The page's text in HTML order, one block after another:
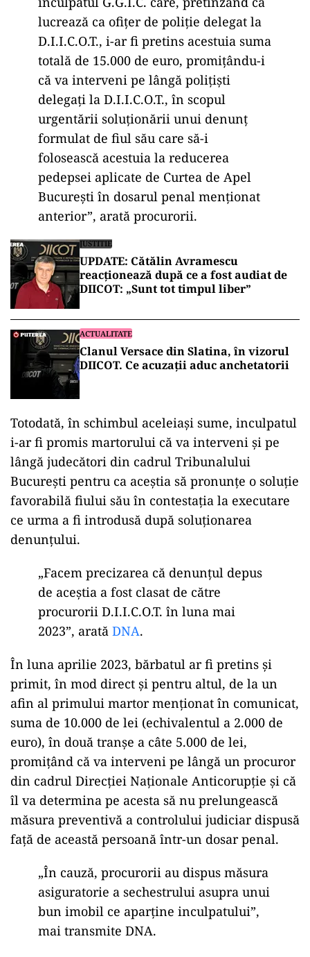
lucrează ca ofițer de poliție delegat la
D.I.I.C.O.T., i-ar fi pretins acestuia suma
totală de 15.000 de euro, promițându-i
că va interveni pe lângă polițiști
delegați la D.I.I.C.O.T., în scopul
urgentării soluționării unui denunț
formulat de fiul său care să-i
folosească acestuia la reducerea
pedepsei aplicate de Curtea de Apel
București în dosarul penal menționat
anterior”, arată procurorii.
JUSTITIE
UPDATE: Cătălin Avramescu
reacționează după ce a fost audiat de
DIICOT: „Sunt tot timpul liber”
ACTUALITATE
Clanul Versace din Slatina, în vizorul
DIICOT. Ce acuzații aduc anchetatorii
Totodată, în schimbul aceleiași sume, inculpatul
i-ar fi promis martorului că va interveni și pe
lângă judecători din cadrul Tribunalului
București pentru ca aceștia să pronunțe o soluție
favorabilă fiului său în contestația la executare
ce urma a fi introdusă după soluționarea
denunțului.
„Facem precizarea că denunțul depus
de aceștia a fost clasat de către
procurorii D.I.I.C.O.T. în luna mai
2023”, arată DNA.
În luna aprilie 2023, bărbatul ar fi pretins și
primit, în mod direct și pentru altul, de la un
afin al primului martor menționat în comunicat,
suma de 10.000 de lei (echivalentul a 2.000 de
euro), în două tranșe a câte 5.000 de lei,
promițând că va interveni pe lângă un procuror
din cadrul Direcției Naționale Anticorupție și că
îl va determina pe acesta să nu prelungească
măsura preventivă a controlului judiciar dispusă
față de această persoană într-un dosar penal.
„În cauză, procurorii au dispus măsura
asiguratorie a sechestrului asupra unui
bun imobil ce aparține inculpatului”,
mai transmite DNA.